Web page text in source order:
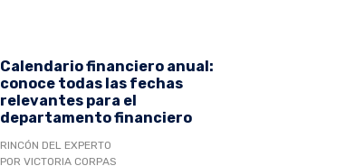
Calendario financiero anual:
conoce todas las fechas
relevantes para el
departamento financiero
RINCÓN DEL EXPERTO
POR VICTORIA CORPAS